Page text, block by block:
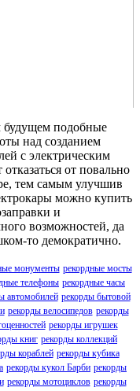
будущем подобные
над созданием
с электрическим
от повально
тем самым улучшив
можно купить
и
возможностей, да
то демократично.
монументы рекордные мосты
телефоны рекордные часы
автомобилей рекорды бытовой
рекорды велосипедов рекорды
рекорды игрушек
книг рекорды коллекций
кораблей рекорды кубика
рекорды кукол Барби рекорды
рекорды мотоциклов рекорды